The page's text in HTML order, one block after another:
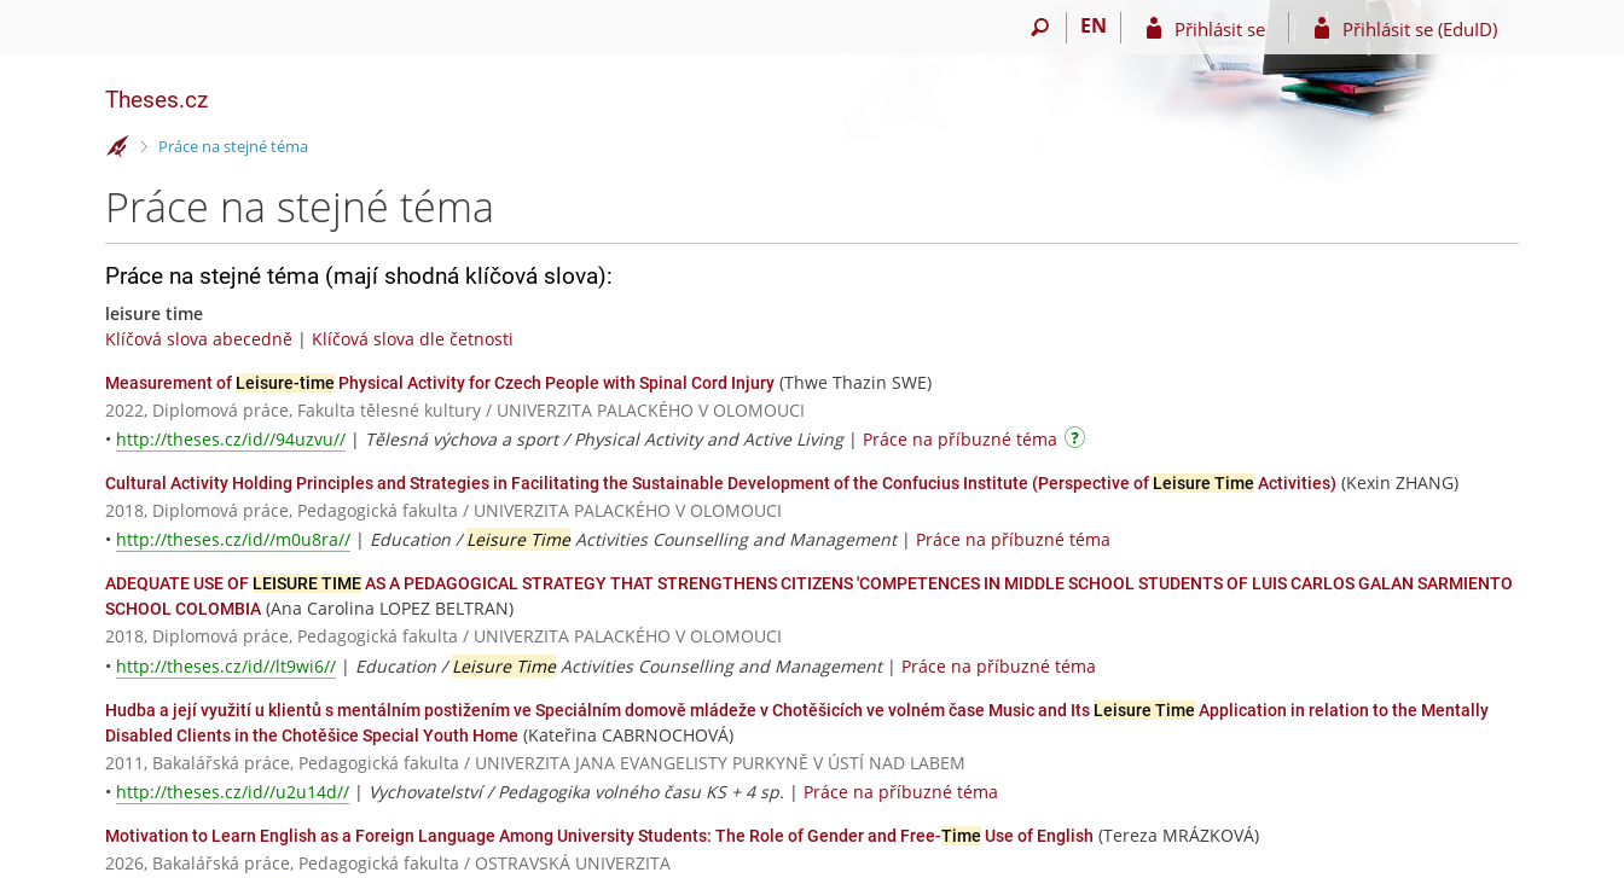
EN Přihlásit se Přihlásit se (EduID)
Theses.cz
>Práce na stejné téma
Práce na stejné téma
Práce na stejné téma (mají shodná klíčová slova):
leisure time
Klíčová slova abecedně | Klíčová slova dle četnosti
Measurement of Leisure-time Physical Activity for Czech People with Spinal Cord Injury (Thwe Thazin SWE)
2022, Diplomová práce, Fakulta tělesné kultury / UNIVERZITA PALACKÉHO V OLOMOUCI
• http://theses.cz/id//94uzvu// | Tělesná výchova a sport / Physical Activity and Active Living| Práce na příbuzné téma
Cultural Activity Holding Principles and Strategies in Facilitating the Sustainable Development of the Confucius Institute (Perspective of Leisure Time Activities) (Kexin ZHANG)
2018, Diplomová práce, Pedagogická fakulta / UNIVERZITA PALACKÉHO V OLOMOUCI
• http://theses.cz/id//m0u8ra// | Education /Leisure TimeActivities Counselling and Management| Práce na příbuzné téma
ADEQUATE USE OF LEISURE TIMEAS A PEDAGOGICAL STRATEGY THAT STRENGTHENS CITIZENS 'COMPETENCES IN MIDDLE SCHOOL STUDENTS OF LUIS CARLOS GALAN SARMIENTO
SCHOOL COLOMBIA (Ana Carolina LOPEZ BELTRAN)
2018, Diplomová práce, Pedagogická fakulta / UNIVERZITA PALACKÉHO V OLOMOUCI
• http://theses.cz/id//lt9wi6// | Education /Leisure TimeActivities Counselling and Management| Práce na příbuzné téma
Hudba a její využití u klientů s mentálním postižením ve Speciálním domově mládeže v Chotěšicích ve volném čase Music and Its Leisure Time Application in relation to the Mentally
Disabled Clients in the Chotěšice Special Youth Home (Kateřina CABRNOCHOVÁ)
2011, Bakalářská práce, Pedagogická fakulta / UNIVERZITA JANA EVANGELISTY PURKYNĚ V ÚSTÍ NAD LABEM
• http://theses.cz/id//u2u14d// | Vychovatelství / Pedagogika volného času KS + 4 sp. | Práce na příbuzné téma
Motivation to Learn English as a Foreign Language Among University Students: The Role of Gender and Free-Time Use of English (Tereza MRÁZKOVÁ)
2026, Bakalářská práce, Pedagogická fakulta / OSTRAVSKÁ UNIVERZITA